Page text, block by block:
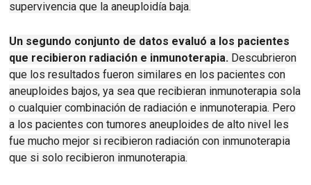
supervivencia que la aneuploidía baja.
Un segundo conjunto de datos evaluó a los pacientes
que recibieron radiación e inmunoterapia. Descubrieron
que los resultados fueron similares en los pacientes con
aneuploides bajos, ya sea que recibieran inmunoterapia sola
o cualquier combinación de radiación e inmunoterapia. Pero
a los pacientes con tumores aneuploides de alto nivel les
fue mucho mejor si recibieron radiación con inmunoterapia
que si solo recibieron inmunoterapia.